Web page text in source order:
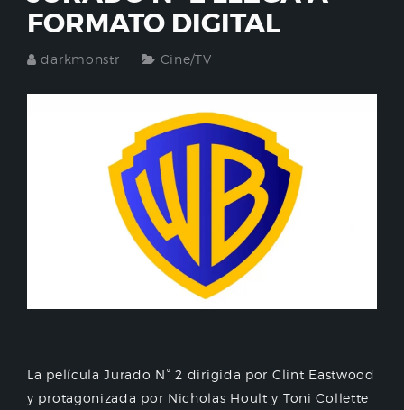
FORMATO DIGITAL
darkmonstr Cine/TV
La película Jurado N° 2 dirigida por Clint Eastwood
y protagonizada por Nicholas Hoult y Toni Collette